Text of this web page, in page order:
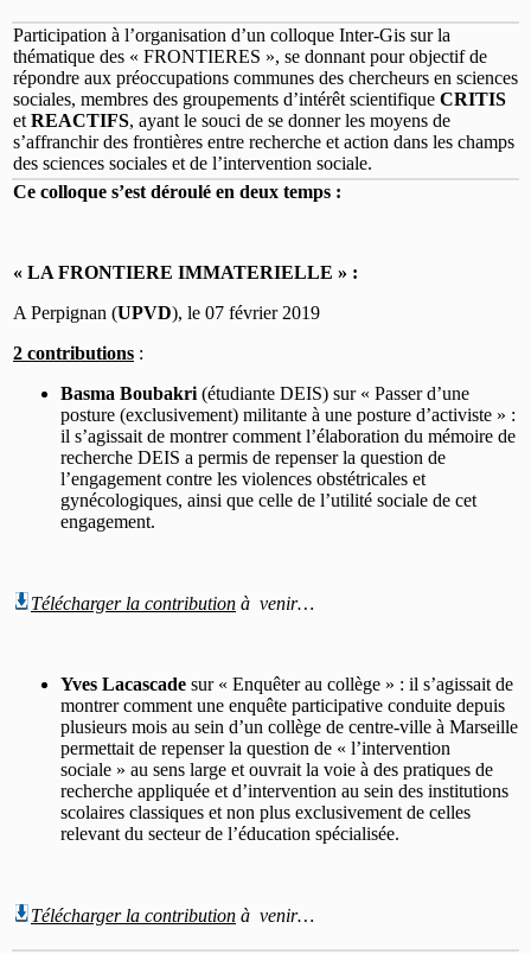
Participation à l’organisation d’un colloque Inter-Gis sur la
thématique des « FRONTIERES », se donnant pour objectif de
répondre aux préoccupations communes des chercheurs en sciences
sociales, membres des groupements d’intérêt scientifique CRITIS
et REACTIFS, ayant le souci de se donner les moyens de
s’affranchir des frontières entre recherche et action dans les champs
des sciences sociales et de l’intervention sociale.
Ce colloque s’est déroulé en deux temps :
« LA FRONTIERE IMMATERIELLE » :
A Perpignan (UPVD), le 07 février 2019
2 contributions :
Basma Boubakri (étudiante DEIS) sur « Passer d’une
posture (exclusivement) militante à une posture d’activiste » :
il s’agissait de montrer comment l’élaboration du mémoire de
recherche DEIS a permis de repenser la question de
l’engagement contre les violences obstétricales et
gynécologiques, ainsi que celle de l’utilité sociale de cet
engagement.
Téléchargerla contribution à venir…
Yves Lacascade sur « Enquêter au collège » : il s’agissait de
montrer comment une enquête participative conduite depuis
plusieurs mois au sein d’un collège de centre-ville à Marseille
permettait de repenser la question de « l’intervention
sociale » au sens large et ouvrait la voie à des pratiques de
recherche appliquée et d’intervention au sein des institutions
scolaires classiques et non plus exclusivement de celles
relevant du secteur de l’éducation spécialisée.
Téléchargerla contribution à venir…